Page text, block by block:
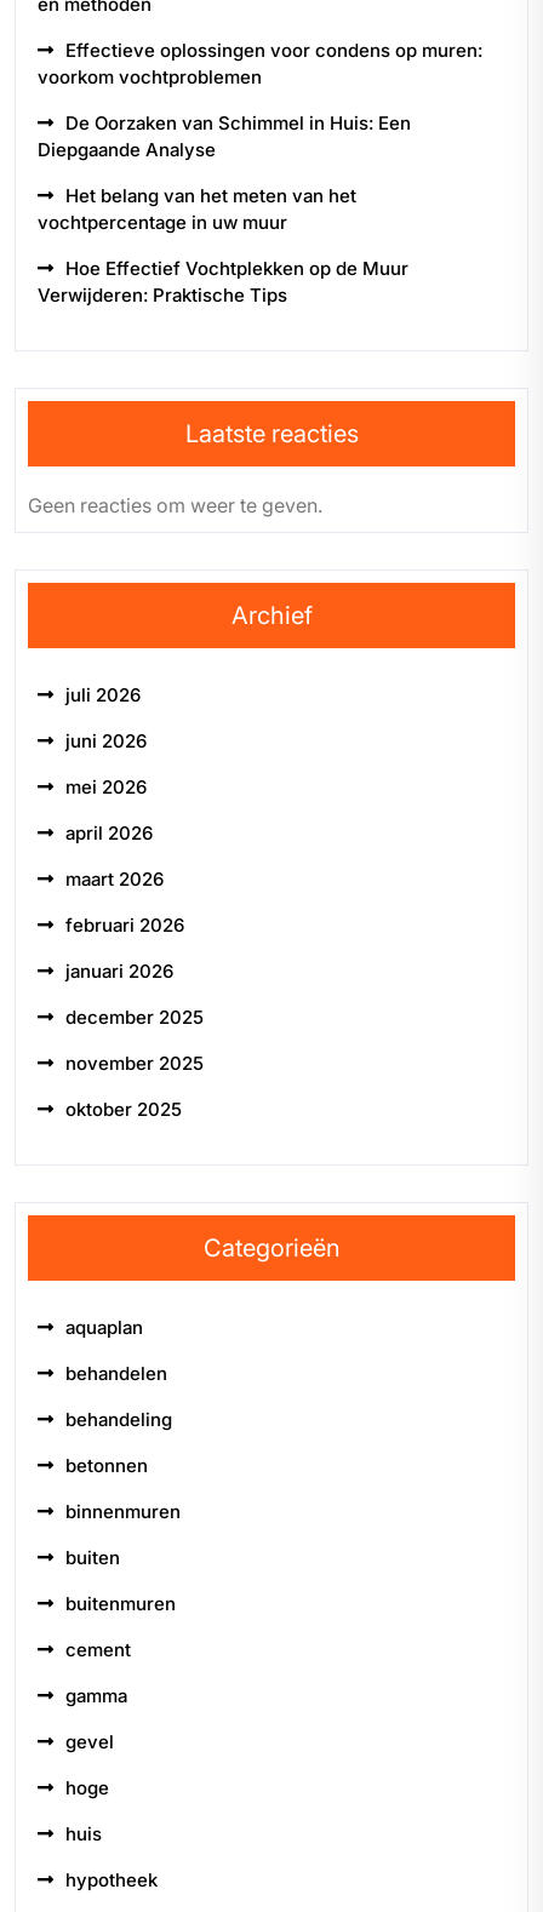
en methoden
Effectieve oplossingen voor condens op muren:
voorkom vochtproblemen
De Oorzaken van Schimmel in Huis: Een
Diepgaande Analyse
Het belang van het meten van het
vochtpercentage in uw muur
Hoe Effectief Vochtplekken op de Muur
Verwijderen: Praktische Tips
Laatste reacties
Geen reacties om weer te geven.
Archief
juli 2026
juni 2026
mei 2026
april 2026
maart 2026
februari 2026
januari 2026
december 2025
november 2025
oktober 2025
Categorieën
aquaplan
behandelen
behandeling
betonnen
binnenmuren
buiten
buitenmuren
cement
gamma
gevel
hoge
huis
hypotheek